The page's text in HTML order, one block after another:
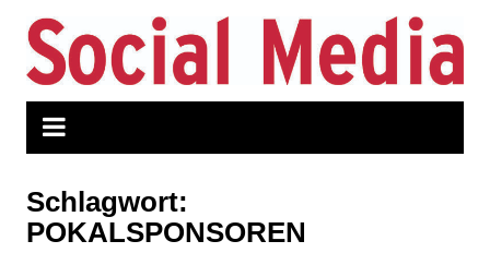
Inhalt
springen
Schlagwort:
POKALSPONSOREN